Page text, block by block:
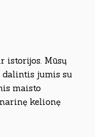
istorijos. Mūsų
jumis su
maisto
kelionę